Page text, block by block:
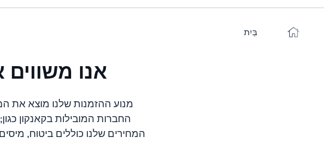
בַּיִת
אנו
מנוע ההזמנות שלנו מוצא את
המחירים שלנו כוללים ביטוח,